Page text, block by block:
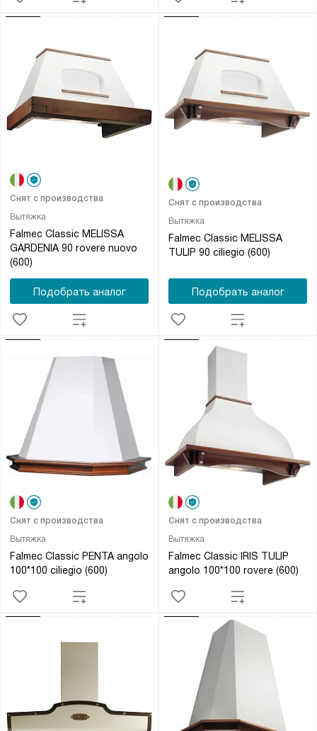
Вытяжка
Falmec Classic MELISSA
GARDENIA 90 rovere nuovo
(600)
Снят с производства
Подобрать аналог
Вытяжка
Falmec Classic MELISSA
TULIP 90 ciliegio (600)
Снят с производства
Подобрать аналог
Вытяжка
Falmec Classic PENTA angolo
100*100 ciliegio (600)
Снят с производства
Вытяжка
Falmec Classic IRIS TULIP
angolo 100*100 rovere (600)
Снят с производства